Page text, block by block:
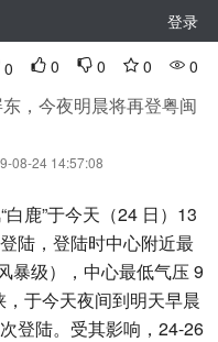
登录
0 0 0 0 0
东，今夜明晨将再登粤闽
08-24 14:57:08
鹿”于今天（24 日）13
陆，登陆时中心附近最
暴级），中心最低气压 9
于今天夜间到明天早晨
登陆。受其影响，24-26